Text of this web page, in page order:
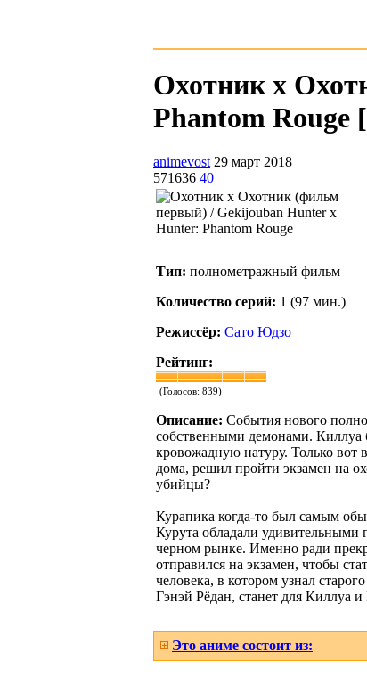
Охотник х
Phantom Rouge
animevost 29 март 2018
571636 40
Тип: полнометражный фильм
Количество серий: 1 (97 мин.)
Режиссёр: Сато Юдзо
Рейтинг:
(Голосов: 839)
Описание: События нового
собственными демонами. Киллуа
кровожадную натуру. Только
дома, решил пройти экзамен на
убийцы?
Курапика когда-то был самым
Курута обладали
черном рынке. Именно ради
отправился на экзамен, чтобы
человека, в котором узнал
Гэнэй Рёдан, станет для Киллуа
Это аниме состоит из: